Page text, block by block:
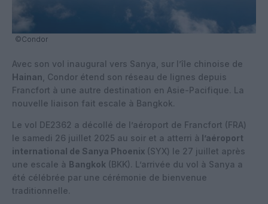
©Condor
Avec son vol inaugural vers Sanya, sur l’île chinoise de
Hainan , Condor étend son réseau de lignes depuis
Francfort à une autre destination en Asie-Pacifique. La
nouvelle liaison fait escale à Bangkok.
Le vol DE2362 a décollé de l’aéroport de Francfort (FRA)
le samedi 26 juillet 2025 au soir et a atterri à l’aéroport
international de Sanya Phoenix (SYX) le 27 juillet après
une escale à Bangkok (BKK). L’arrivée du vol à Sanya a
été célébrée par une cérémonie de bienvenue
traditionnelle.